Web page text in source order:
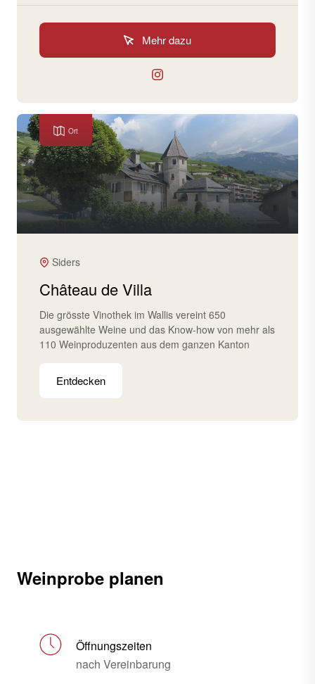
Mehr dazu
Ort
Siders
Château de Villa
Die grösste Vinothek im Wallis vereint 650
ausgewählte Weine und das Know-how von mehr als
110 Weinproduzenten aus dem ganzen Kanton
Entdecken
Weinprobe planen
Öffnungszeiten
nach Vereinbarung